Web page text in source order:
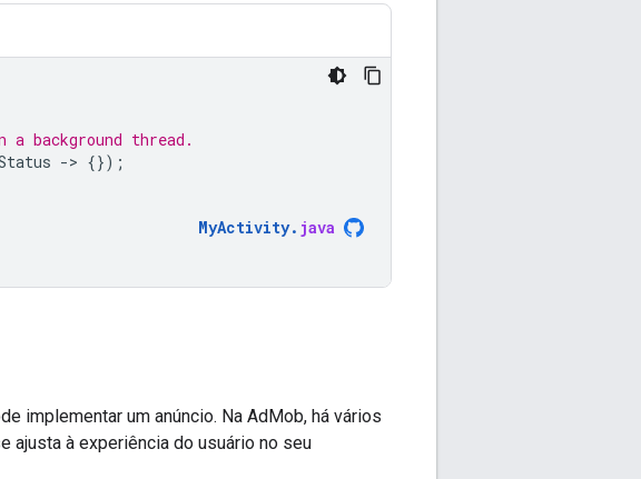
background thread.
-> {});
MyActivity. java
implementar um anúncio. Na AdMob, há vários
ajusta à experiência do usuário no seu